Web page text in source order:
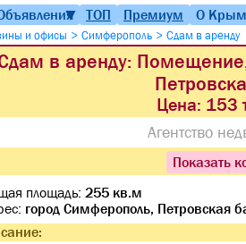
▼ ТОП Премиум О
и офисы > Симферополь > Сдам в аренду
в аренду:
Цена: 153
Агентство
Показать
площадь: 255 кв.м
город Симферополь, Петровская